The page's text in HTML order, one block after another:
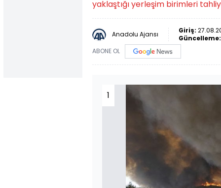
yaklaştığı yerleşim birimleri
Anadolu Ajansı Giriş:
ABONE OL
1